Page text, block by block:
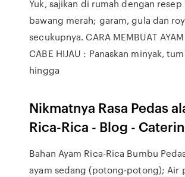
Yuk, sajikan di rumah dengan
bawang merah; garam, gula dan
secukupnya. CARA MEMBUAT
CABE HIJAU : Panaskan minyak,
hingga
Nikmatnya Rasa Pedas
Rica-Rica - Blog -
Bahan Ayam Rica-Rica Bumbu
ayam sedang (potong-potong); Air